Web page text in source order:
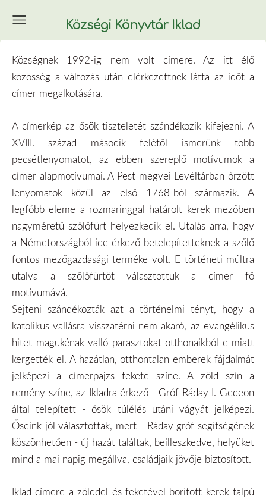
Községi Könyvtár Iklad
Községnek 1992-ig nem volt címere. Az itt élő
közösség a változás után elérkezettnek látta az időt a
címer megalkotására.
A címerkép az ősök tiszteletét szándékozik kifejezni. A
XVIII. század második felétől ismerünk több
pecsétlenyomatot, az ebben szereplő motívumok a
címer alapmotívumai. A Pest megyei Levéltárban őrzött
lenyomatok közül az első 1768-ból származik. A
legfőbb eleme a rozmaringgal határolt kerek mezőben
nagyméretű szőlőfürt helyezkedik el. Utalás arra, hogy
a Németországból ide érkező betelepítetteknek a szőlő
fontos mezőgazdasági terméke volt. E történeti múltra
utalva a szőlőfürtöt választottuk a címer fő
motívumává.
Sejteni szándékozták azt a történelmi tényt, hogy a
katolikus vallásra visszatérni nem akaró, az evangélikus
hitet magukénak valló parasztokat otthonaikból e miatt
kergették el. A hazátlan, otthontalan emberek fájdalmát
jelképezi a címerpajzs fekete színe. A zöld szín a
remény színe, az Ikladra érkező - Gróf Ráday I. Gedeon
által telepített - ősök túlélés utáni vágyát jelképezi.
Őseink jól választottak, mert - Ráday gróf segítségének
köszönhetően - új hazát találtak, beilleszkedve, helyüket
mind a mai napig megállva, családjaik jövője biztosított.
Iklad címere a zölddel és feketével borított kerek talpú